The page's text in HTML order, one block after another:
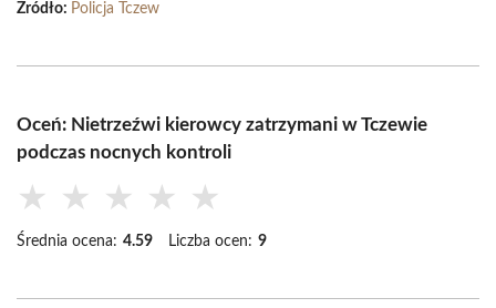
Źródło: Policja Tczew
Oceń: Nietrzeźwi kierowcy zatrzymani w Tczewie
podczas nocnych kontroli
★ ★ ★ ★ ★
Średnia ocena: 4.59 Liczba ocen: 9